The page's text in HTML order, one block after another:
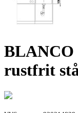
rustfrit